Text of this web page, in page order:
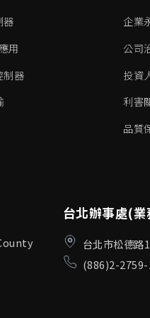
器
用
制器
企業
公司
投資
利害
品質
台北辦事處(
台北市松德路
(886)2-2759-